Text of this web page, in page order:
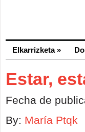
Elkarrizketa»
Estar,
Fecha de
By: María Ptqk